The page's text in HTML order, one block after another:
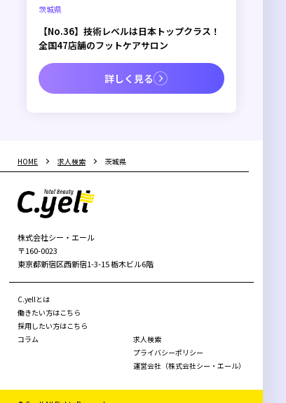
茨城県
【No.36】技術レベルは日本トップクラス！
全国47店舗のフットケアサロン
詳しく見る
HOME 求人検索 茨城県
株式会社シー・エール
〒160-0023
東京都新宿区西新宿1-3-15 栃木ビル6階
C.yellとは
働きたい方はこちら
採用したい方はこちら
コラム
求人検索
プライバシーポリシー
運営会社（株式会社シー・エール）